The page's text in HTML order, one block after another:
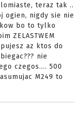
teraz tak ..
ogien, nigdy sie nie
bo to tylko
ZELASTWEM
az ktos do
nie
czegos.... 500
M249 to